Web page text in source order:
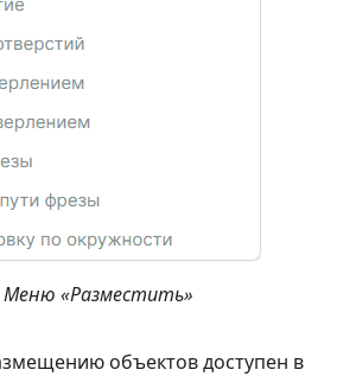
Меню «Разместить»
объектов доступен в